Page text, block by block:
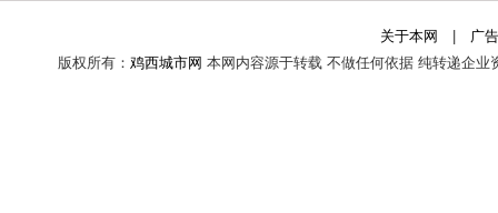
关于本网
广
版权所有： 鸡西城市网 本网内容源于转载 不做任何依据 纯转递企